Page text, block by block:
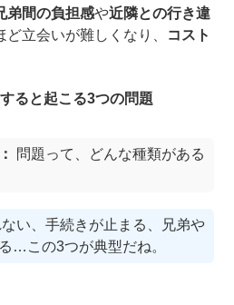
弟間の負担感や近隣との行き違
立会いが難しくなり、 コスト
ると起こる3つの問題
問題って、どんな種類がある
い、手続きが止まる、兄弟や
…この3つが典型だね。